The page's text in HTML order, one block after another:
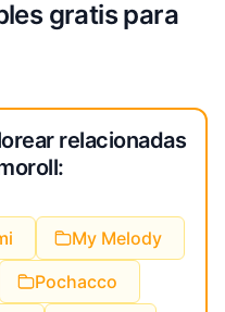
gratis para
relacionadas
My Melody
Pochacco